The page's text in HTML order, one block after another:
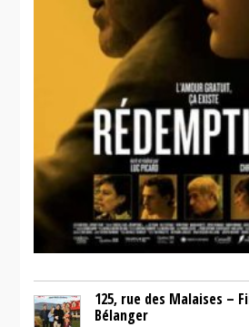
125, rue des Malaises –
Bélanger